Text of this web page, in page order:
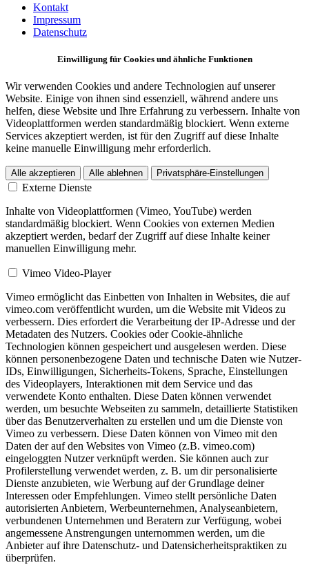
Kontakt
Impressum
Datenschutz
Einwilligung für Cookies und ähnliche Funktionen
Wir verwenden Cookies und andere Technologien auf unserer
Website. Einige von ihnen sind essenziell, während andere uns
helfen, diese Website und Ihre Erfahrung zu verbessern. Inhalte von
Videoplattformen werden standardmäßig blockiert. Wenn externe
Services akzeptiert werden, ist für den Zugriff auf diese Inhalte
keine manuelle Einwilligung mehr erforderlich.
Alle akzeptieren Alle ablehnen Privatsphäre-Einstellungen
Externe Dienste
Inhalte von Videoplattformen (Vimeo, YouTube) werden
standardmäßig blockiert. Wenn Cookies von externen Medien
akzeptiert werden, bedarf der Zugriff auf diese Inhalte keiner
manuellen Einwilligung mehr.
Vimeo Video-Player
Vimeo ermöglicht das Einbetten von Inhalten in Websites, die auf
vimeo.com veröffentlicht wurden, um die Website mit Videos zu
verbessern. Dies erfordert die Verarbeitung der IP-Adresse und der
Metadaten des Nutzers. Cookies oder Cookie-ähnliche
Technologien können gespeichert und ausgelesen werden. Diese
können personenbezogene Daten und technische Daten wie Nutzer-
IDs, Einwilligungen, Sicherheits-Tokens, Sprache, Einstellungen
des Videoplayers, Interaktionen mit dem Service und das
verwendete Konto enthalten. Diese Daten können verwendet
werden, um besuchte Webseiten zu sammeln, detaillierte Statistiken
über das Benutzerverhalten zu erstellen und um die Dienste von
Vimeo zu verbessern. Diese Daten können von Vimeo mit den
Daten der auf den Websites von Vimeo (z.B. vimeo.com)
eingeloggten Nutzer verknüpft werden. Sie können auch zur
Profilerstellung verwendet werden, z. B. um dir personalisierte
Dienste anzubieten, wie Werbung auf der Grundlage deiner
Interessen oder Empfehlungen. Vimeo stellt persönliche Daten
autorisierten Anbietern, Werbeunternehmen, Analyseanbietern,
verbundenen Unternehmen und Beratern zur Verfügung, wobei
angemessene Anstrengungen unternommen werden, um die
Anbieter auf ihre Datenschutz- und Datensicherheitspraktiken zu
überprüfen.